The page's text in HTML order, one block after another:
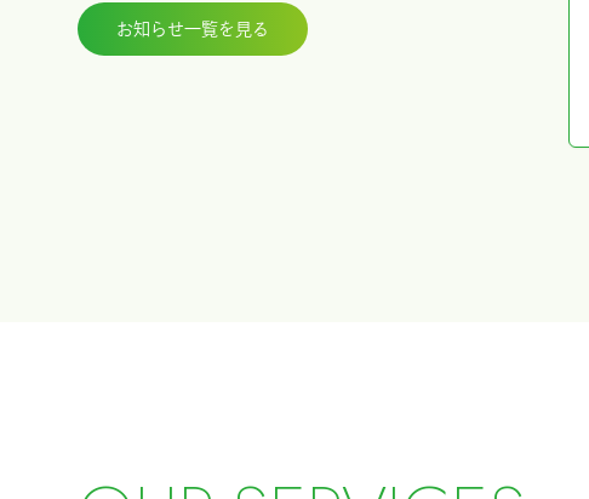
お知らせ一覧を見る